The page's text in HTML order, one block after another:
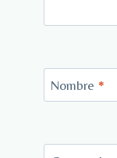
Nombre *